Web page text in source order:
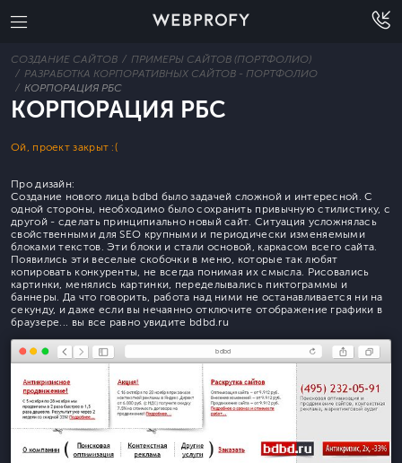
СОЗДАНИЕ САЙТОВ
ПРИМЕРЫ САЙТОВ (ПОРТФОЛИО)
РАЗРАБОТКА КОРПОРАТИВНЫХ САЙТОВ - ПОРТФОЛИО
КОРПОРАЦИЯ РБС
КОРПОРАЦИЯ РБС
Ой, проект закрыт :(
Про дизайн:
Создание нового лица bdbd было задачей сложной и интересной. С
одной стороны, необходимо было сохранить привычную стилистику, с
другой - сделать принципиально новый сайт. Ситуация усложнялась
свойственными для SEO крупными и периодически изменяемыми
блоками текстов. Эти блоки и стали основой, каркасом всего сайта.
Появились эти веселые скобочки в меню, которые так любят
копировать конкуренты, не всегда понимая их смысла. Рисовались
картинки, менялись картинки, переделывались пиктограммы и
баннеры. Да что говорить, работа над ними не останавливается ни на
секунду, и даже если вы нечаянно отключите отображение графики в
браузере... вы все равно увидите bdbd.ru
bdbd